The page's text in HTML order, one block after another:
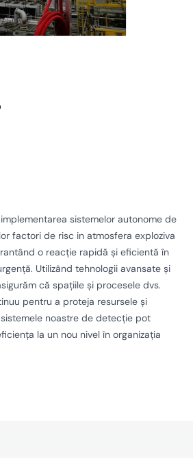
sistemelor autonome de
factori de risc in atmosfera exploziva
o reacție rapidă și eficientă în
Utilizând tehnologii avansate și
că spațiile și procesele dvs.
pentru a proteja resursele și
noastre de detecție pot
la un nou nivel în organizația